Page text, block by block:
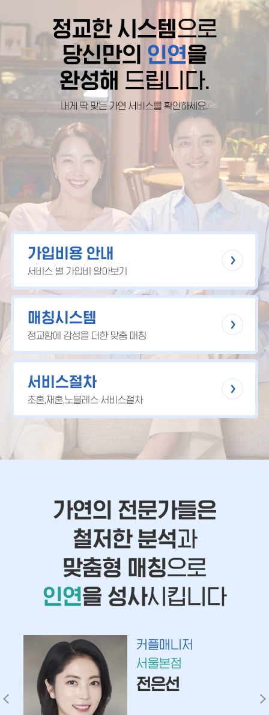
가입비용 안내
서비스 별 가입비 알아보기
매칭시스템
정교함에 감성을 더한 맞춤 매칭
서비스절차
초혼,재혼,노블레스 서비스절차
가연의 전문가들은
철저한 분석과
맞춤형 매칭으로
인연을 성사시킵니다
커플매니저
서울본점
전은선